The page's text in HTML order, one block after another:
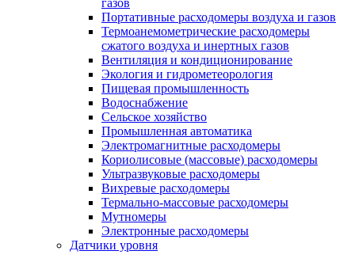
газов
Портативные расходомеры воздуха и газов
Термоанемометрические расходомеры
сжатого воздуха и инертных газов
Вентиляция и кондиционирование
Экология и гидрометеорология
Пищевая промышленность
Водоснабжение
Сельское хозяйство
Промышленная автоматика
Электромагнитные расходомеры
Кориолисовые (массовые) расходомеры
Ультразвуковые расходомеры
Вихревые расходомеры
Термально-массовые расходомеры
Мутномеры
Электронные расходомеры
Датчики уровня